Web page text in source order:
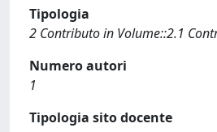
Tipologia
2 Contributo in Volume::2.1
Numero autori
1
Tipologia sito docente